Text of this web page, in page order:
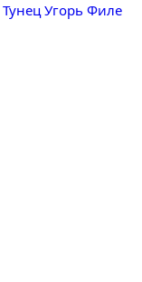
Тунец Угорь Филе